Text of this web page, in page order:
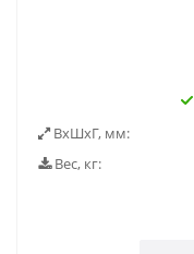
ВxШxГ, мм:
Вес, кг: